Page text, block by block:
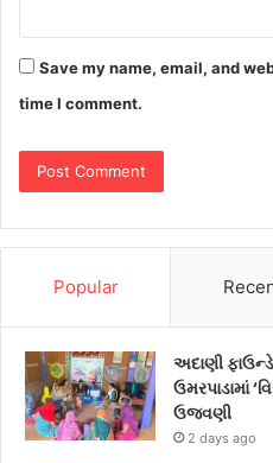
Save my name, email, and
time I comment.
Popular
અદાણી
ઉમરપાડામાં
ઉજવણી
2 days ago